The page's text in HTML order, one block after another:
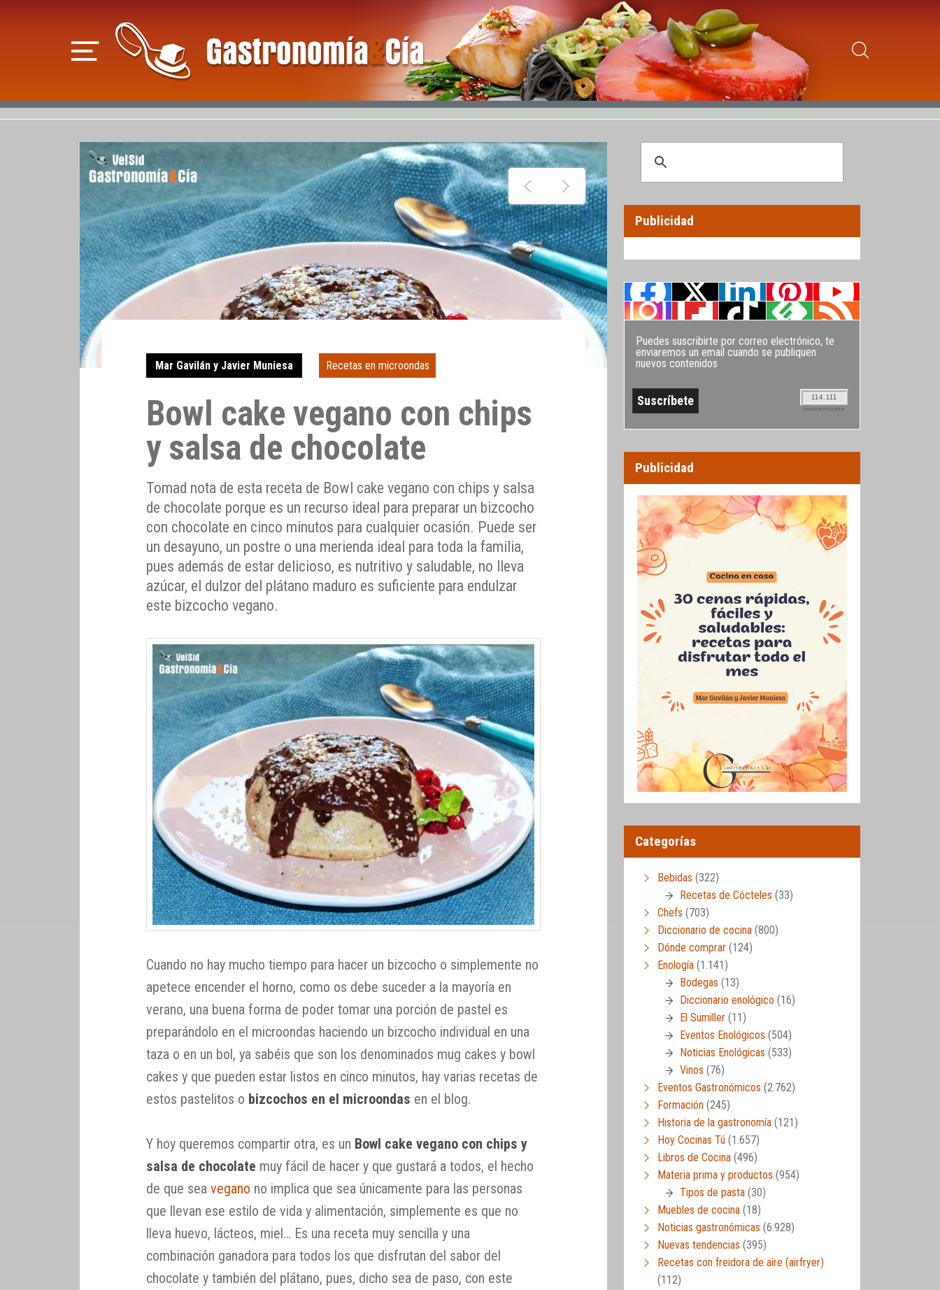
Mar Gavilán y Javier Muniesa Recetas en microondas
Bowl cake vegano con chips
y salsa de chocolate
Tomad nota de esta receta de Bowl cake vegano con chips y salsa
de chocolate porque es un recurso ideal para preparar un bizcocho
con chocolate en cinco minutos para cualquier ocasión. Puede ser
un desayuno, un postre o una merienda ideal para toda la familia,
pues además de estar delicioso, es nutritivo y saludable, no lleva
azúcar, el dulzor del plátano maduro es suficiente para endulzar
este bizcocho vegano.
Cuando no hay mucho tiempo para hacer un bizcocho o simplemente no
apetece encender el horno, como os debe suceder a la mayoría en
verano, una buena forma de poder tomar una porción de pastel es
preparándolo en el microondas haciendo un bizcocho individual en una
taza o en un bol, ya sabéis que son los denominados mug cakes y bowl
cakes y que pueden estar listos en cinco minutos, hay varias recetas de
estos pastelitos o bizcochos en el microondas en el blog.
Y hoy queremos compartir otra, es un Bowl cake vegano con chips y
salsa de chocolate muy fácil de hacer y que gustará a todos, el hecho
de que seavegano no implica que sea únicamente para las personas
que llevan ese estilo de vida y alimentación, simplemente es que no
lleva huevo, lácteos, miel… Es una receta muy sencilla y una
combinación ganadora para todos los que disfrutan del sabor del
chocolate y también del plátano, pues, dicho sea de paso, con este
Publicidad
Puedes suscribirte por correo electrónico, te
enviaremos un email cuando se publiquen
nuevos contenidos
114.111
SUSCRIPTORES
Publicidad
Categorías
Bebidas (322)
Recetas de Cócteles (33)
Chefs (703)
Diccionario de cocina (800)
Dónde comprar (124)
Enología (1.141)
Bodegas (13)
Diccionario enológico (16)
El Sumiller (11)
Eventos Enológicos (504)
Noticias Enológicas (533)
Vinos (76)
Eventos Gastronómicos (2.762)
Formación (245)
Historia de la gastronomía (121)
Hoy Cocinas Tú (1.657)
Libros de Cocina (496)
Materia prima y productos (954)
Tipos de pasta (30)
Muebles de cocina (18)
Noticias gastronómicas (6.928)
Nuevas tendencias (395)
Recetas con freidora de aire (airfryer)
(112)